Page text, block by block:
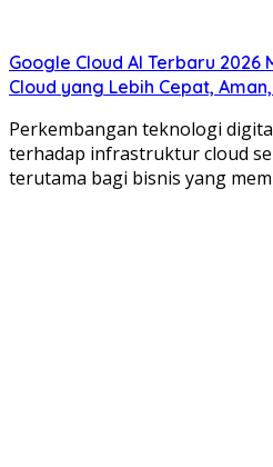
Google Cloud AI Terbaru
Cloud yang Lebih Cepat,
Perkembangan teknologi
terhadap infrastruktur cloud
terutama bagi bisnis yang